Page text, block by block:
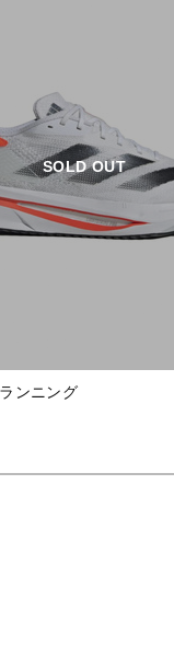
SOLD OUT
ンニング